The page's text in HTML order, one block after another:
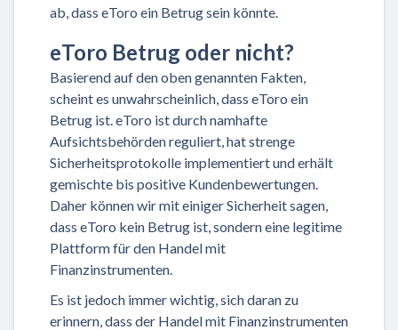
ab, dass eToro ein Betrug sein könnte.
eToro Betrug oder nicht?
Basierend auf den oben genannten Fakten,
scheint es unwahrscheinlich, dass eToro ein
Betrug ist. eToro ist durch namhafte
Aufsichtsbehörden reguliert, hat strenge
Sicherheitsprotokolle implementiert und erhält
gemischte bis positive Kundenbewertungen.
Daher können wir mit einiger Sicherheit sagen,
dass eToro kein Betrug ist, sondern eine legitime
Plattform für den Handel mit
Finanzinstrumenten.
Es ist jedoch immer wichtig, sich daran zu
erinnern, dass der Handel mit Finanzinstrumenten